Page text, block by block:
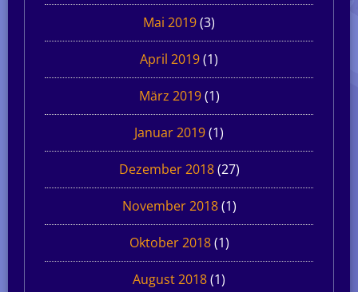
Mai 2019(3)
April 2019(1)
März 2019(1)
Januar 2019(1)
Dezember 2018(27)
November 2018(1)
Oktober 2018(1)
August 2018(1)